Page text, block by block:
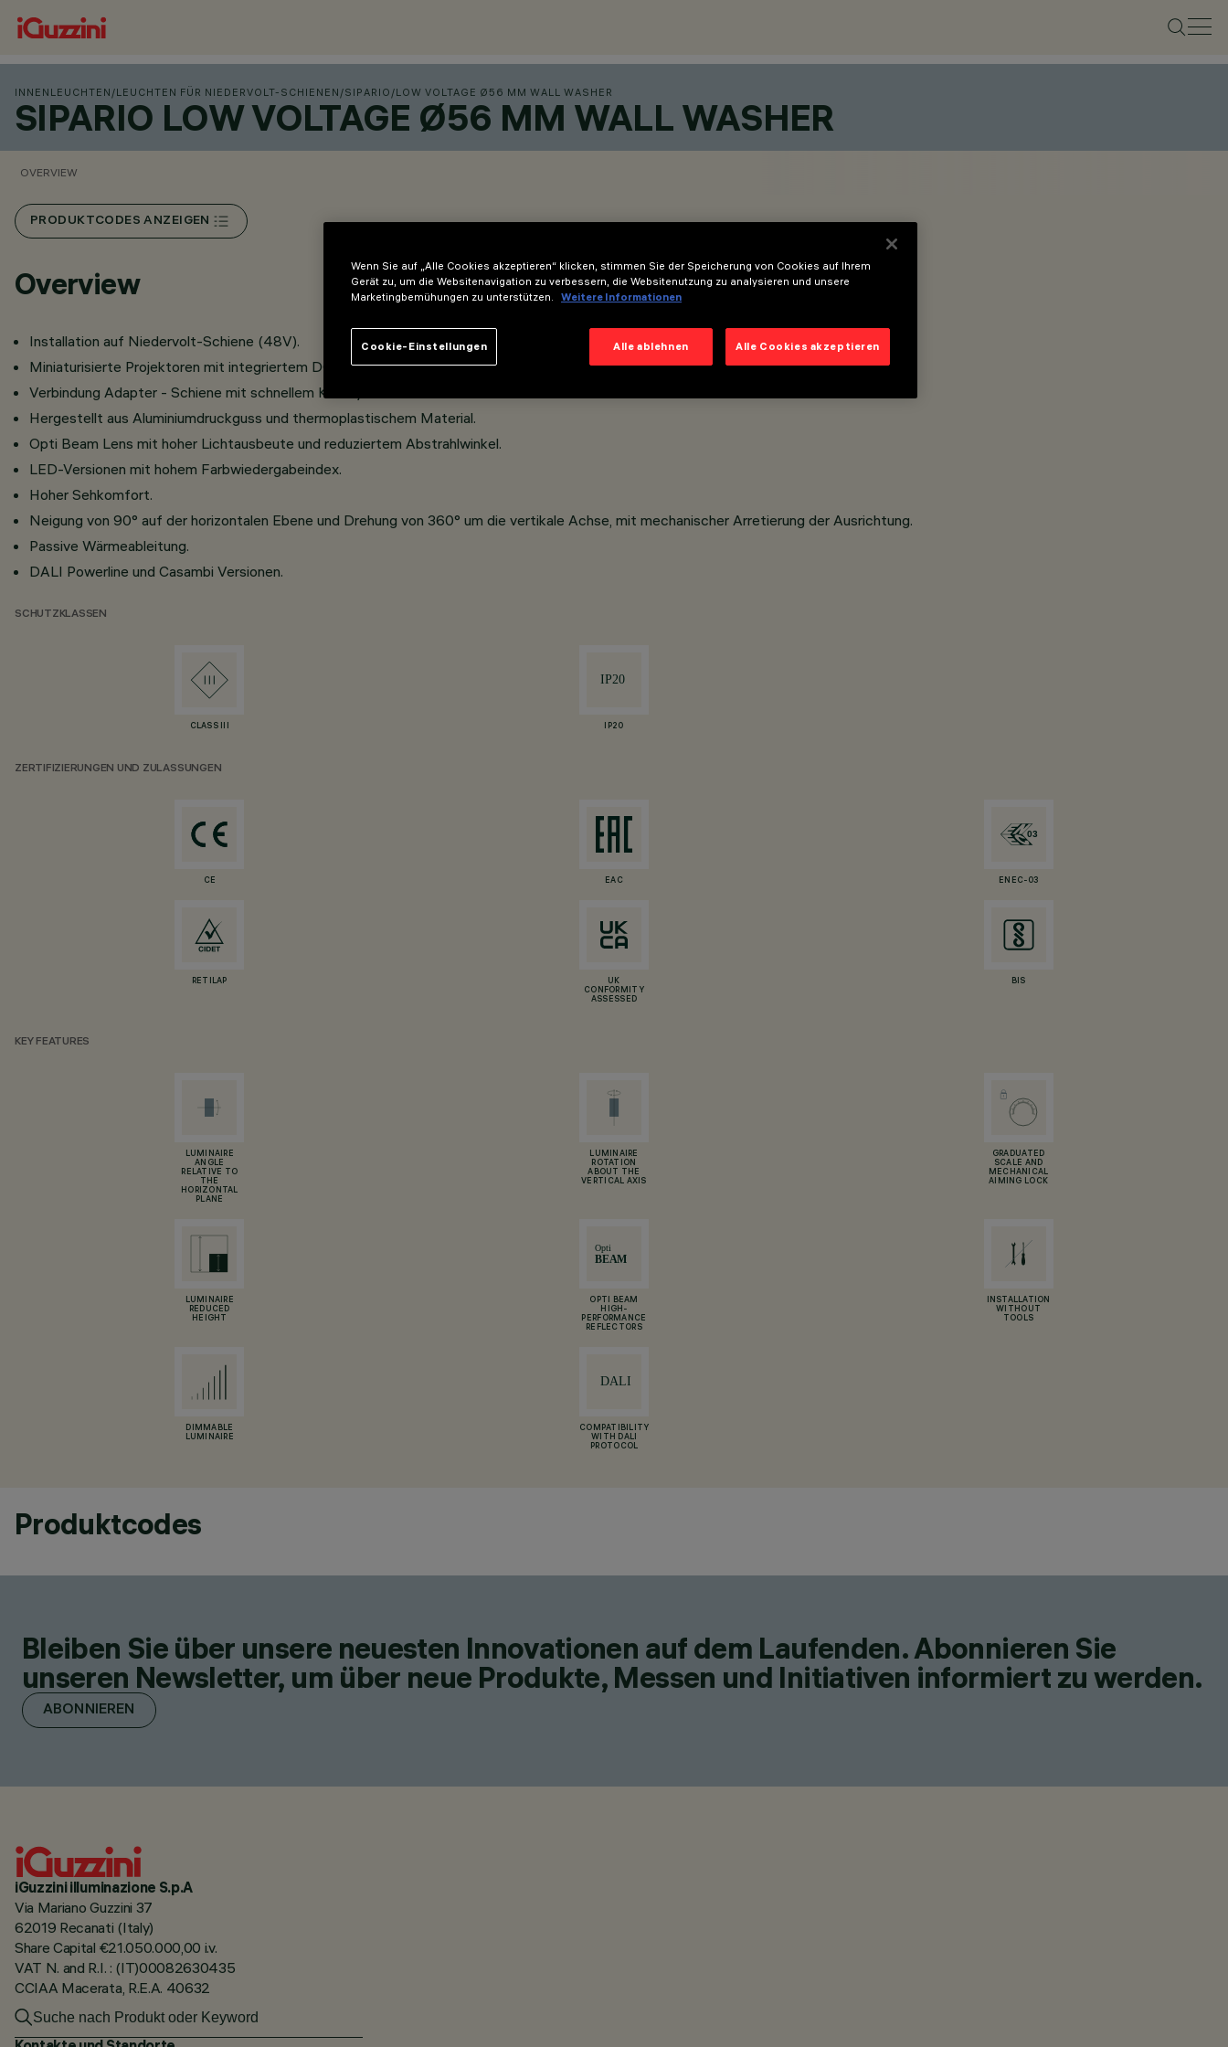
INNENLEUCHTEN /LEUCHTEN FÜR NIEDERVOLT-SCHIENEN /SIPARIO /LOW VOLTAGE Ø56 MM WALL WASHER
SIPARIO LOW VOLTAGE Ø56 MM WALL WASHER
OVERVIEW
PRODUKTCODES ANZEIGEN
Overview
Installation auf Niedervolt-Schiene (48V).
Miniaturisierte Projektoren mit integriertem DC/DC-Wandler, der im Adapter verborgen ist.
Verbindung Adapter - Schiene mit schnellem Klicksystem.
Hergestellt aus Aluminiumdruckguss und thermoplastischem Material.
Opti Beam Lens mit hoher Lichtausbeute und reduziertem Abstrahlwinkel.
LED-Versionen mit hohem Farbwiedergabeindex.
Hoher Sehkomfort.
Neigung von 90° auf der horizontalen Ebene und Drehung von 360° um die vertikale Achse, mit mechanischer Arretierung der Ausrichtung.
Passive Wärmeableitung.
DALI Powerline und Casambi Versionen.
SCHUTZKLASSEN
CLASS III IP20
ZERTIFIZIERUNGEN UND ZULASSUNGEN
CE EAC ENEC-03
RETILAP
UK
CONFORMITY
ASSESSED
BIS
KEY FEATURES
LUMINAIRE
ANGLE
RELATIVE TO
THE
HORIZONTAL
PLANE
LUMINAIRE
ROTATION
ABOUT THE
VERTICAL AXIS
GRADUATED
SCALE AND
MECHANICAL
AIMING LOCK
LUMINAIRE
REDUCED
HEIGHT
OPTI BEAM
HIGH-
PERFORMANCE
REFLECTORS
INSTALLATION
WITHOUT
TOOLS
DIMMABLE
LUMINAIRE
COMPATIBILITY
WITH DALI
PROTOCOL
Produktcodes
Bleiben Sie über unsere neuesten Innovationen auf dem Laufenden. Abonnieren Sie
unseren Newsletter, um über neue Produkte, Messen und Initiativen informiert zu werden.
ABONNIEREN
iGuzzini illuminazione S.p.A
Via Mariano Guzzini 37
62019 Recanati (Italy)
Share Capital €21.050.000,00 i.v.
VAT N. and R.I. : (IT)00082630435
CCIAA Macerata, R.E.A. 40632
Wenn Sie auf „Alle Cookies akzeptieren“ klicken, stimmen Sie der Speicherung von Cookies auf Ihrem
Gerät zu, um die Websitenavigation zu verbessern, die Websitenutzung zu analysieren und unsere
Marketingbemühungen zu unterstützen.
Weitere Informationen
Alle ablehnen Alle Cookies akzeptieren
Cookie-Einstellungen